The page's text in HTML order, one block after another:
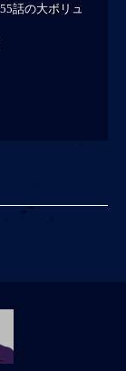
話の大ボリュ